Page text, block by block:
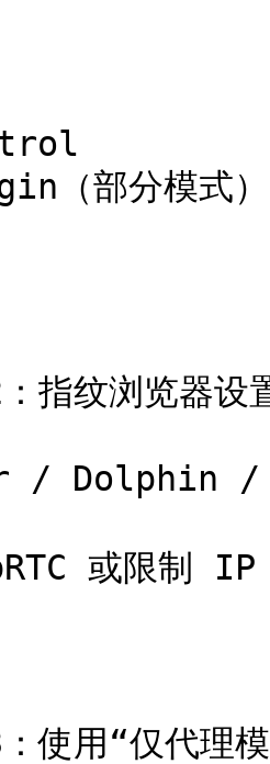
（部分模式）
指纹浏览器设
/ Dolphin /
或限制 IP
使用“仅代理